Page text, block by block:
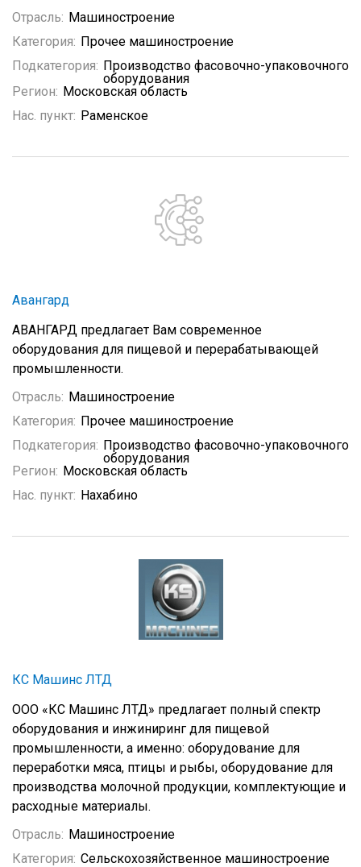
Отрасль: Машиностроение
Категория: Прочее машиностроение
Подкатегория: Производство фасовочно-упаковочного
оборудования
Регион: Московская область
Нас. пункт: Раменское
Авангард
АВАНГАРД предлагает Вам современное
оборудования для пищевой и перерабатывающей
промышленности.
Отрасль: Машиностроение
Категория: Прочее машиностроение
Подкатегория: Производство фасовочно-упаковочного
оборудования
Регион: Московская область
Нас. пункт: Нахабино
КС Машинс ЛТД
ООО «КС Машинс ЛТД» предлагает полный спектр
оборудования и инжиниринг для пищевой
промышленности, а именно: оборудование для
переработки мяса, птицы и рыбы, оборудование для
производства молочной продукции, комплектующие и
расходные материалы.
Отрасль: Машиностроение
Категория: Сельскохозяйственное машиностроение